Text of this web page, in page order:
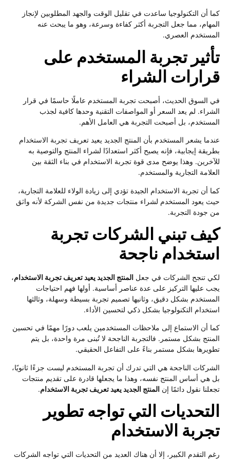
كما أن التكنولوجيا ساعدت في تقليل الوقت والجهد المطلوبين لإنجاز
المهام، مما جعل التجربة أكثر كفاءة وسرعة، وهو ما يبحث عنه
المستخدم العصري.
تأثير تجربة المستخدم على
قرارات الشراء
في السوق الحديث، أصبحت تجربة المستخدم عاملًا حاسمًا في قرار
الشراء. لم يعد السعر أو المواصفات التقنية وحدها كافية لجذب
المستخدم، بل أصبحت التجربة هي العامل الأهم.
عندما يشعر المستخدم بأن المنتج الجديد يعيد تعريف تجربة الاستخدام
بطريقة إيجابية، فإنه يصبح أكثر استعدادًا لشراء المنتج والتوصية به
للآخرين. وهذا يوضح مدى قوة تجربة الاستخدام في بناء الثقة بين
العلامة التجارية والمستخدم.
كما أن تجربة الاستخدام الجيدة تؤدي إلى زيادة الولاء للعلامة التجارية،
حيث يعود المستخدم لشراء منتجات جديدة من نفس الشركة لأنه واثق
من جودة التجربة.
كيف تبني الشركات تجربة
استخدام ناجحة
لكي تنجح الشركات في جعل المنتج الجديد يعيد تعريف تجربة الاستخدام،
يجب عليها التركيز على عدة عناصر أساسية. أولها فهم احتياجات
المستخدم بشكل دقيق، وثانيها تصميم تجربة بسيطة وسهلة، وثالثها
استخدام التكنولوجيا بشكل ذكي لتحسين الأداء.
كما أن الاستماع إلى ملاحظات المستخدمين يلعب دورًا مهمًا في تحسين
المنتج بشكل مستمر. فالتجربة الناجحة لا تُبنى مرة واحدة، بل يتم
تطويرها بشكل مستمر بناءً على التفاعل الحقيقي.
الشركات الناجحة هي التي تدرك أن تجربة المستخدم ليست جزءًا ثانويًا،
بل هي أساس المنتج نفسه، وهذا ما يجعلها قادرة على تقديم منتجات
تجعلنا نقول دائمًا إن المنتج الجديد يعيد تعريف تجربة الاستخدام.
التحديات التي تواجه تطوير
تجربة الاستخدام
رغم التقدم الكبير، إلا أن هناك العديد من التحديات التي تواجه الشركات